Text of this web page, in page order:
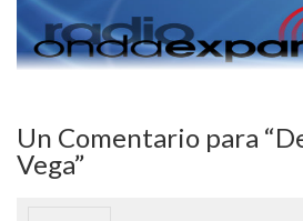
Un Comentario para
Vega”